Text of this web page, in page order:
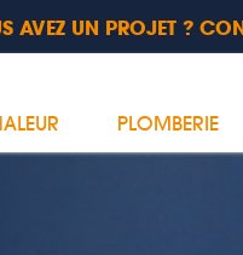
AVEZ UN PROJET ?
PLOMBERIE